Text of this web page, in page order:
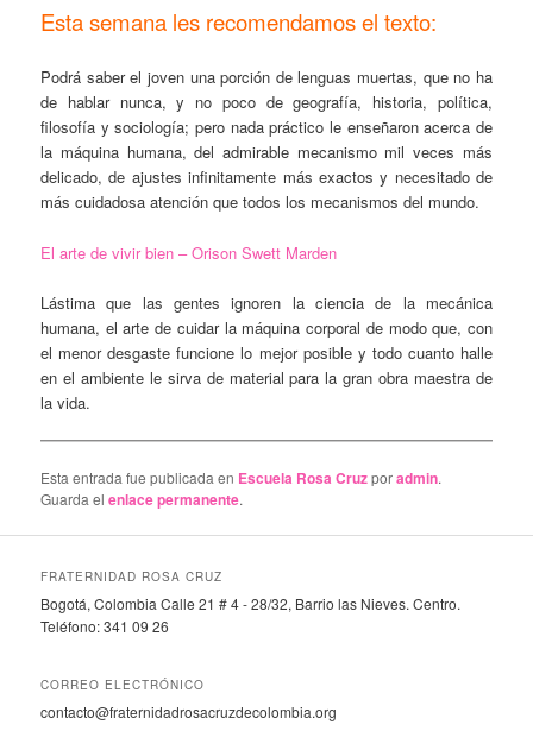
Esta semana les recomendamos el texto:
Podrá saber el joven una porción de lenguas muertas, que no ha
de hablar nunca, y no poco de geografía, historia, política,
filosofía y sociología; pero nada práctico le enseñaron acerca de
la máquina humana, del admirable mecanismo mil veces más
delicado, de ajustes infinitamente más exactos y necesitado de
más cuidadosa atención que todos los mecanismos del mundo.
El arte de vivir bien – Orison Swett Marden
Lástima que las gentes ignoren la ciencia de la mecánica
humana, el arte de cuidar la máquina corporal de modo que, con
el menor desgaste funcione lo mejor posible y todo cuanto halle
en el ambiente le sirva de material para la gran obra maestra de
la vida.
Esta entrada fue publicada en Escuela Rosa Cruzporadmin.
Guarda elenlace permanente.
FRATERNIDAD ROSA CRUZ
Bogotá, Colombia Calle 21 # 4 - 28/32, Barrio las Nieves. Centro.
Teléfono: 341 09 26
CORREO ELECTRÓNICO
contacto@fraternidadrosacruzdecolombia.org